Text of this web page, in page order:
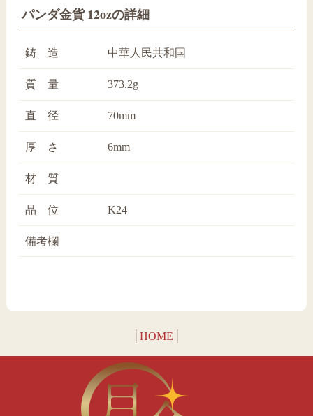
パンダ金貨 12ozの詳細
鋳 造 中華人民共和国
質 量 373.2g
直 径 70mm
厚 さ 6mm
材 質
品 位 K24
備考欄
HOME